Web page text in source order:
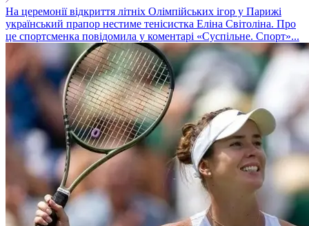
На церемонії відкриття літніх Олімпійських ігор у Парижі
український прапор нестиме тенісистка Еліна Світоліна. Про
це спортсменка повідомила у коментарі «Суспільне. Спорт»...